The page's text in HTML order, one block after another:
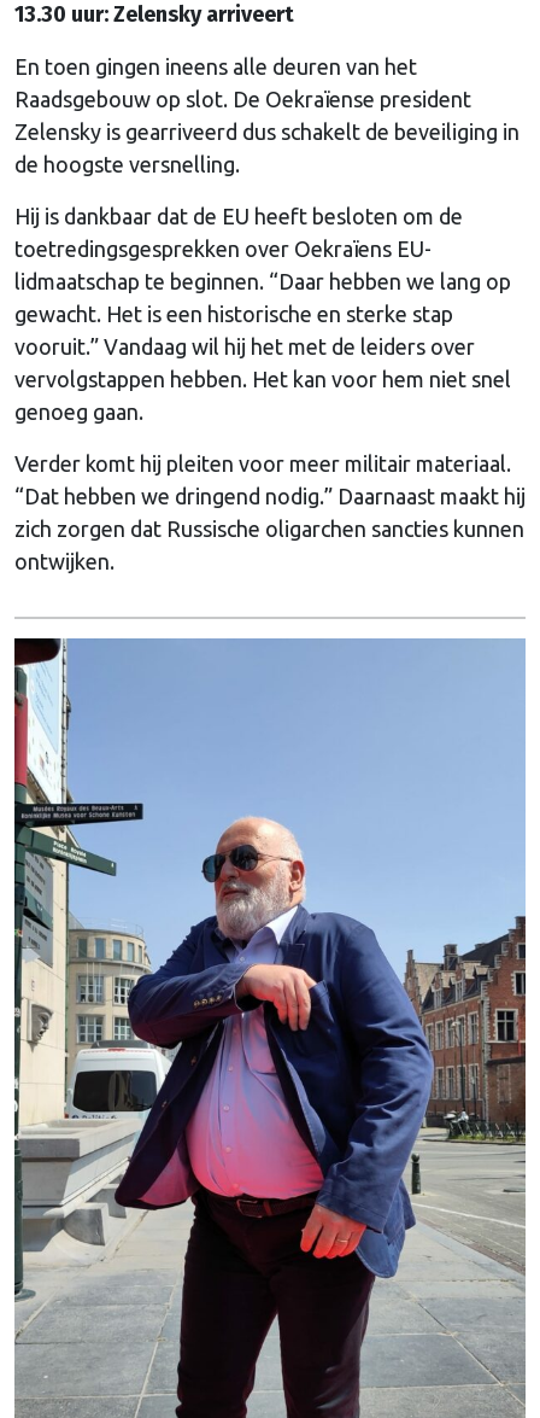
13.30 uur: Zelensky arriveert
En toen gingen ineens alle deuren van het
Raadsgebouw op slot. De Oekraïense president
Zelensky is gearriveerd dus schakelt de beveiliging in
de hoogste versnelling.
Hij is dankbaar dat de EU heeft besloten om de
toetredingsgesprekken over Oekraïens EU-
lidmaatschap te beginnen. “Daar hebben we lang op
gewacht. Het is een historische en sterke stap
vooruit.” Vandaag wil hij het met de leiders over
vervolgstappen hebben. Het kan voor hem niet snel
genoeg gaan.
Verder komt hij pleiten voor meer militair materiaal.
“Dat hebben we dringend nodig.” Daarnaast maakt hij
zich zorgen dat Russische oligarchen sancties kunnen
ontwijken.